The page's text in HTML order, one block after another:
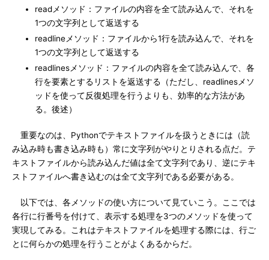
readメソッド：ファイルの内容を全て読み込んで、それを
1つの文字列として返送する
readlineメソッド：ファイルから1行を読み込んで、それを
1つの文字列として返送する
readlinesメソッド：ファイルの内容を全て読み込んで、各
行を要素とするリストを返送する（ただし、readlinesメソ
ッドを使って反復処理を行うよりも、効率的な方法があ
る。後述）
重要なのは、Pythonでテキストファイルを扱うときには（読
み込み時も書き込み時も）常に文字列がやりとりされる点だ。テ
キストファイルから読み込んだ値は全て文字列であり、逆にテキ
ストファイルへ書き込むのは全て文字列である必要がある。
以下では、各メソッドの使い方について見ていこう。ここでは
各行に行番号を付けて、表示する処理を3つのメソッドを使って
実現してみる。これはテキストファイルを処理する際には、行ご
とに何らかの処理を行うことがよくあるからだ。